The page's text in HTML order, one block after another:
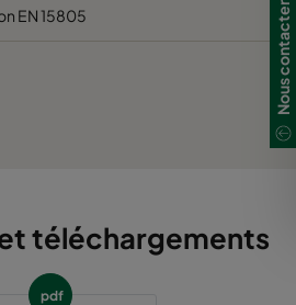
ePM1 85%
EN 15805
téléchargements
pdf
Nous contacter